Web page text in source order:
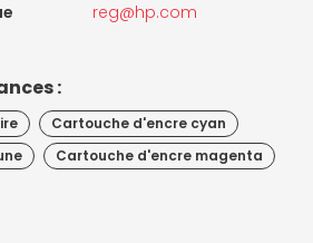
reg@hp.com
:
Cartouche d'encre cyan
Cartouche d'encre magenta